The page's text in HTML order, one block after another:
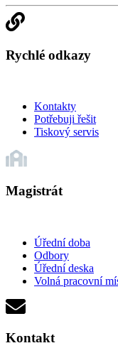
Rychlé odkazy
Kontakty
Potřebuji řešit
Tiskový servis
Magistrát
Úřední doba
Odbory
Úřední deska
Volná pracovní
Kontakt